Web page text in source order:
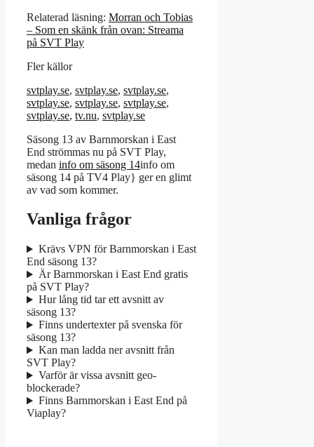
Relaterad läsning: Morran och Tobias
– Som en skänk från ovan: Streama
på SVT Play
Fler källor
svtplay.se, svtplay.se, svtplay.se,
svtplay.se, svtplay.se, svtplay.se,
svtplay.se, tv.nu, svtplay.se
Säsong 13 av Barnmorskan i East
End strömmas nu på SVT Play,
medan info om säsong 14info om
säsong 14 på TV4 Play} ger en glimt
av vad som kommer.
Vanliga frågor
Krävs VPN för Barnmorskan i East
End säsong 13?
Är Barnmorskan i East End gratis
på SVT Play?
Hur lång tid tar ett avsnitt av
säsong 13?
Finns undertexter på svenska för
säsong 13?
Kan man ladda ner avsnitt från
SVT Play?
Varför är vissa avsnitt geo-
blockerade?
Finns Barnmorskan i East End på
Viaplay?